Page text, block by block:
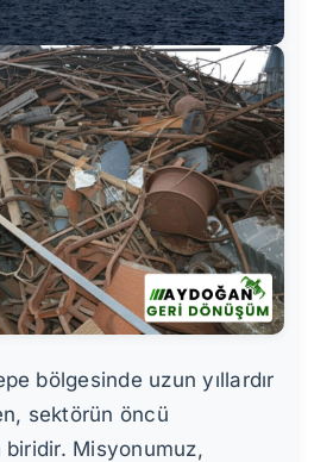
bölgesinde uzun yıllardır
sektörün öncü
biridir. Misyonumuz,